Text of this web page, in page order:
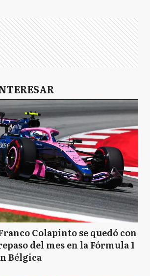
Colapinto se quedó con
del mes en la Fórmula 1
Bélgica